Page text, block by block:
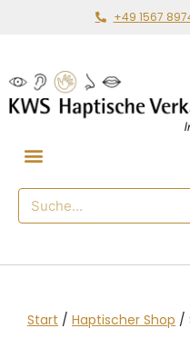
+49 1567
Start / Haptischer Shop /